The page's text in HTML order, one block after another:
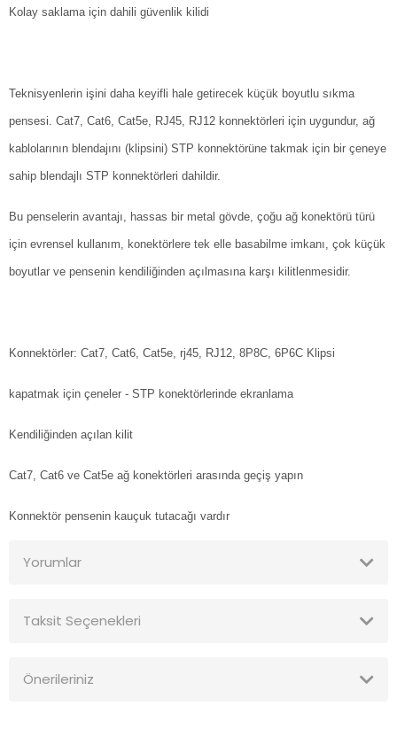
Kolay saklama için dahili güvenlik kilidi
Teknisyenlerin işini daha keyifli hale getirecek küçük boyutlu sıkma
pensesi. Cat7, Cat6, Cat5e, RJ45, RJ12 konnektörleri için uygundur, ağ
kablolarının blendajını (klipsini) STP konnektörüne takmak için bir çeneye
sahip blendajlı STP konnektörleri dahildir.
Bu penselerin avantajı, hassas bir metal gövde, çoğu ağ konektörü türü
için evrensel kullanım, konektörlere tek elle basabilme imkanı, çok küçük
boyutlar ve pensenin kendiliğinden açılmasına karşı kilitlenmesidir.
Konnektörler: Cat7, Cat6, Cat5e, rj45, RJ12, 8P8C, 6P6C Klipsi
kapatmak için çeneler - STP konektörlerinde ekranlama
Kendiliğinden açılan kilit
Cat7, Cat6 ve Cat5e ağ konektörleri arasında geçiş yapın
Konnektör pensenin kauçuk tutacağı vardır
Yorumlar
Taksit Seçenekleri
Önerileriniz